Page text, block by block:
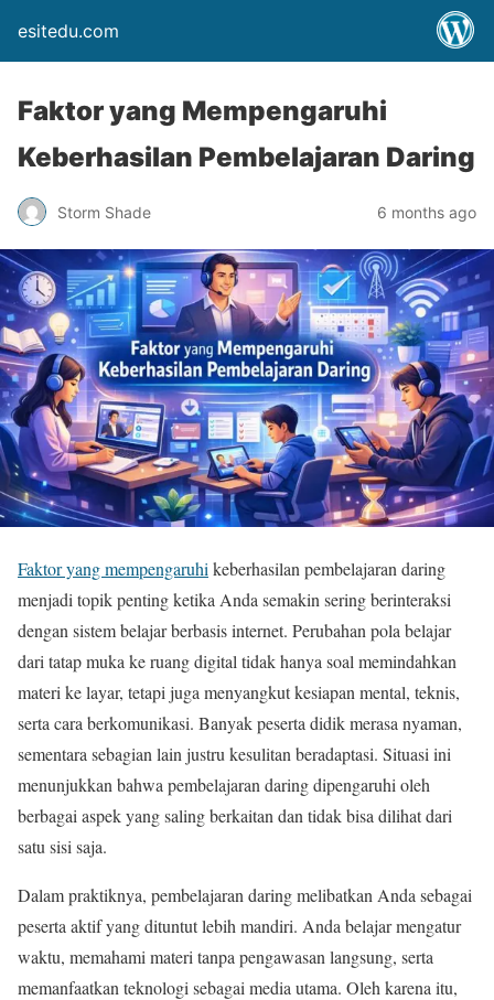
esitedu.com
Faktor yang Mempengaruhi
Keberhasilan Pembelajaran Daring
Storm Shade 6 months ago
Faktor yang mempengaruhi keberhasilan pembelajaran daring
menjadi topik penting ketika Anda semakin sering berinteraksi
dengan sistem belajar berbasis internet. Perubahan pola belajar
dari tatap muka ke ruang digital tidak hanya soal memindahkan
materi ke layar, tetapi juga menyangkut kesiapan mental, teknis,
serta cara berkomunikasi. Banyak peserta didik merasa nyaman,
sementara sebagian lain justru kesulitan beradaptasi. Situasi ini
menunjukkan bahwa pembelajaran daring dipengaruhi oleh
berbagai aspek yang saling berkaitan dan tidak bisa dilihat dari
satu sisi saja.
Dalam praktiknya, pembelajaran daring melibatkan Anda sebagai
peserta aktif yang dituntut lebih mandiri. Anda belajar mengatur
waktu, memahami materi tanpa pengawasan langsung, serta
memanfaatkan teknologi sebagai media utama. Oleh karena itu,